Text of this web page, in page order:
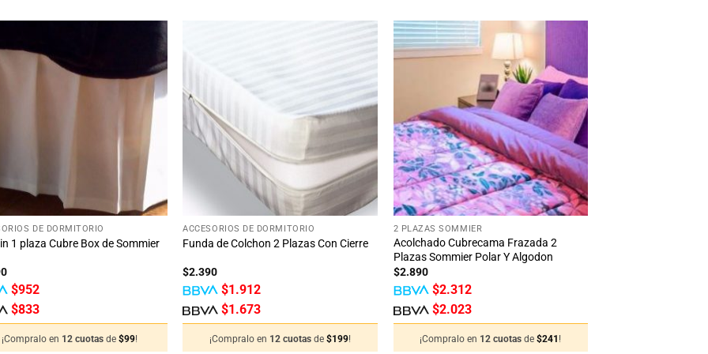
Añadir
a la
lista
deseos
DE DORMITORIO
1 plaza Cubre Box de Sommier
$952
$833
¡Compralo en 12 cuotasde$99!
a la
lista
de
deseos
ACCESORIOS DE DORMITORIO
Funda de Colchon 2 Plazas Con Cierre
$2.390
$1.912
$1.673
¡Compralo en 12 cuotasde$199!
Añadir
a la
lista
de
deseos
+
2 PLAZAS SOMMIER
Acolchado Cubrecama Frazada 2
Plazas Sommier Polar Y Algodon
$2.890
$2.312
$2.023
¡Compralo en 12 cuotasde$241 !